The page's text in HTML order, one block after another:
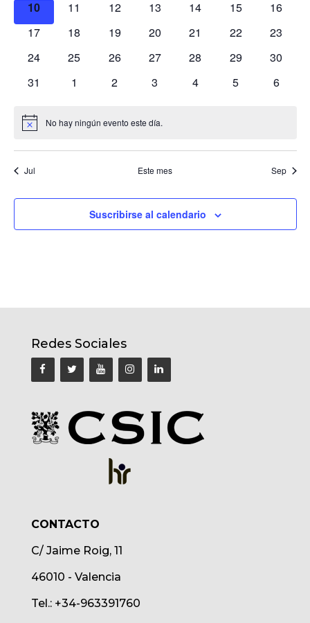
0
eventos
10
0
11
0
12
0
13
0
14
0
15
0
16
0
17
0
18
0
19
0
20
0
21
0
22
0
23
0
24
0
25
0
26
0
27
0
28
0
29
0
30
0
31
0
1
0
2
0
3
0
4
0
5
0
6
Aviso No hay ningún evento este día.
Jul Este mes Sep
Suscribirse al calendario
Redes Sociales
CONTACTO
C/ Jaime Roig, 11
46010 - Valencia
Tel.: +34-963391760